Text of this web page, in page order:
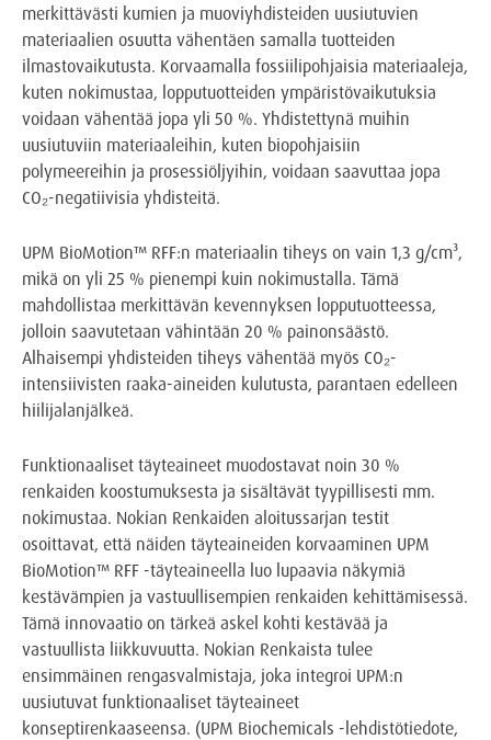
merkittävästi kumien ja muoviyhdisteiden uusiutuvien
materiaalien osuutta vähentäen samalla tuotteiden
ilmastovaikutusta. Korvaamalla fossiilipohjaisia materiaaleja,
kuten nokimustaa, lopputuotteiden ympäristövaikutuksia
voidaan vähentää jopa yli 50 %. Yhdistettynä muihin
uusiutuviin materiaaleihin, kuten biopohjaisiin
polymeereihin ja prosessiöljyihin, voidaan saavuttaa jopa
CO₂-negatiivisia yhdisteitä.
UPM BioMotion™ RFF:n materiaalin tiheys on vain 1,3 g/cm³,
mikä on yli 25 % pienempi kuin nokimustalla. Tämä
mahdollistaa merkittävän kevennyksen lopputuotteessa,
jolloin saavutetaan vähintään 20 % painonsäästö.
Alhaisempi yhdisteiden tiheys vähentää myös CO₂-
intensiivisten raaka-aineiden kulutusta, parantaen edelleen
hiilijalanjälkeä.
Funktionaaliset täyteaineet muodostavat noin 30 %
renkaiden koostumuksesta ja sisältävät tyypillisesti mm.
nokimustaa. Nokian Renkaiden aloitussarjan testit
osoittavat, että näiden täyteaineiden korvaaminen UPM
BioMotion™ RFF -täyteaineella luo lupaavia näkymiä
kestävämpien ja vastuullisempien renkaiden kehittämisessä.
Tämä innovaatio on tärkeä askel kohti kestävää ja
vastuullista liikkuvuutta. Nokian Renkaista tulee
ensimmäinen rengasvalmistaja, joka integroi UPM:n
uusiutuvat funktionaaliset täyteaineet
konseptirenkaaseensa. (UPM Biochemicals -lehdistötiedote,